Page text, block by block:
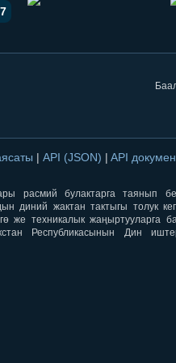
orqali ulashish
| API (JSON) | API
расмий булактарга таянып
диний жактан тактыгы толук
же техникалык жаңыртууларга
Республикасынын Дин